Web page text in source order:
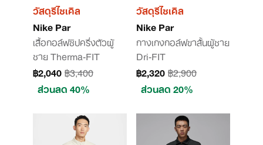
วัสดุรีไซเคิล
Nike Par
เสื้อกอล์ฟซิปครึ่งตัวผู้
ชาย Therma-FIT
฿2,040฿3,400
ส่วนลด 40%
วัสดุรีไซเคิล
Nike Par
กางเกงกอล์ฟขาสั้นผู้ชาย
Dri-FIT
฿2,320฿2,900
ส่วนลด 20%